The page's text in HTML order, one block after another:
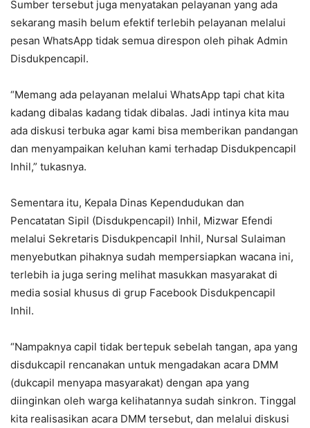
Sumber tersebut juga menyatakan pelayanan yang ada
sekarang masih belum efektif terlebih pelayanan melalui
pesan WhatsApp tidak semua direspon oleh pihak Admin
Disdukpencapil.
“Memang ada pelayanan melalui WhatsApp tapi chat kita
kadang dibalas kadang tidak dibalas. Jadi intinya kita mau
ada diskusi terbuka agar kami bisa memberikan pandangan
dan menyampaikan keluhan kami terhadap Disdukpencapil
Inhil,” tukasnya.
Sementara itu, Kepala Dinas Kependudukan dan
Pencatatan Sipil (Disdukpencapil) Inhil, Mizwar Efendi
melalui Sekretaris Disdukpencapil Inhil, Nursal Sulaiman
menyebutkan pihaknya sudah mempersiapkan wacana ini,
terlebih ia juga sering melihat masukkan masyarakat di
media sosial khusus di grup Facebook Disdukpencapil
Inhil.
“Nampaknya capil tidak bertepuk sebelah tangan, apa yang
disdukcapil rencanakan untuk mengadakan acara DMM
(dukcapil menyapa masyarakat) dengan apa yang
diinginkan oleh warga kelihatannya sudah sinkron. Tinggal
kita realisasikan acara DMM tersebut, dan melalui diskusi